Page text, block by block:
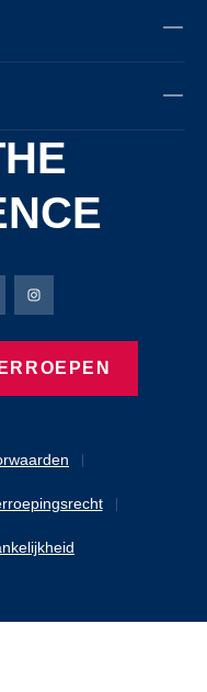
Facebook-pagina
Proenen X-pagina
Proenen
Bierbaum-Proenen